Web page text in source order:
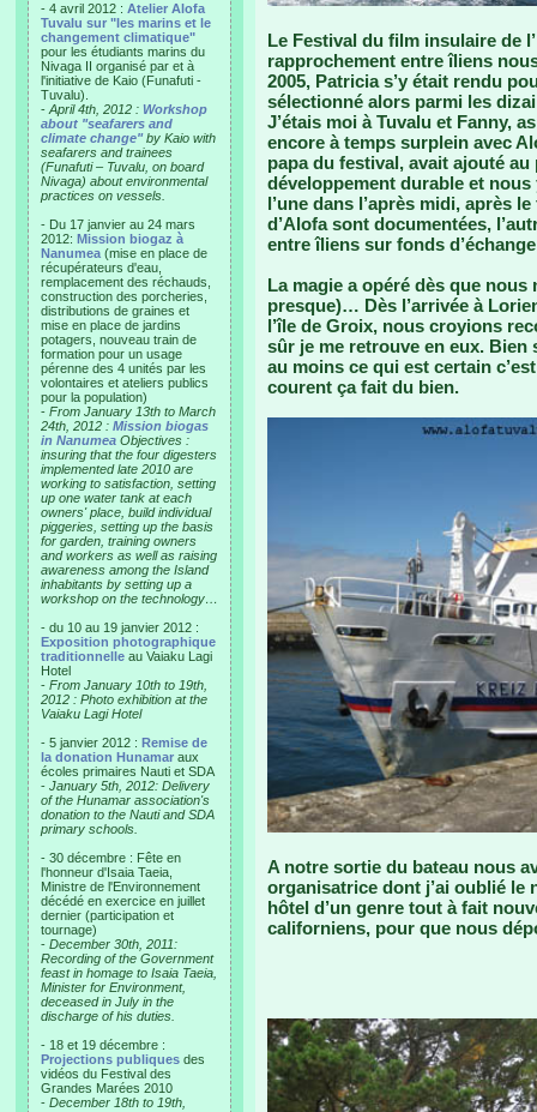
- 4 avril 2012 : Atelier Alofa
Tuvalu sur "les marins et le
changement climatique"
pour les étudiants marins du
Nivaga II organisé par et à
l'initiative de Kaio (Funafuti -
Tuvalu).
- April 4th, 2012 : Workshop
about "seafarers and
climate change"by Kaio with
seafarers and trainees
(Funafuti – Tuvalu, on board
Nivaga) about environmental
practices on vessels.
- Du 17 janvier au 24 mars
2012: Mission biogaz à
Nanumea (mise en place de
récupérateurs d'eau,
remplacement des réchauds,
construction des porcheries,
distributions de graines et
mise en place de jardins
potagers, nouveau train de
formation pour un usage
pérenne des 4 unités par les
volontaires et ateliers publics
pour la population)
- From January 13th to March
24th, 2012 : Mission biogas
in Nanumea Objectives :
insuring that the four digesters
implemented late 2010 are
working to satisfaction, setting
up one water tank at each
owners' place, build individual
piggeries, setting up the basis
for garden, training owners
and workers as well as raising
awareness among the Island
inhabitants by setting up a
workshop on the technology…
- du 10 au 19 janvier 2012 :
Exposition photographique
traditionnelle au Vaiaku Lagi
Hotel
- From January 10th to 19th,
2012 : Photo exhibition at the
Vaiaku Lagi Hotel
- 5 janvier 2012 : Remise de
la donation Hunamar aux
écoles primaires Nauti et SDA
- January 5th, 2012: Delivery
of the Hunamar association's
donation to the Nauti and SDA
primary schools.
- 30 décembre : Fête en
l'honneur d'Isaia Taeia,
Ministre de l'Environnement
décédé en exercice en juillet
dernier (participation et
tournage)
- December 30th, 2011:
Recording of the Government
feast in homage to Isaia Taeia,
Minister for Environment,
deceased in July in the
discharge of his duties.
- 18 et 19 décembre :
Projections publiques des
vidéos du Festival des
Grandes Marées 2010
- December 18th to 19th,
Le Festival du film insulaire de
rapprochement entre îliens
2005, Patricia s’y était rendu
sélectionné alors parmi les
J’étais moi à Tuvalu et Fanny,
encore à temps surplein avec
papa du festival, avait ajouté
développement durable et
l’une dans l’après midi, après
d’Alofa sont documentées,
entre îliens sur fonds
La magie a opéré dès que
presque)… Dès l’arrivée à
l’île de Groix, nous croyions
sûr je me retrouve en eux. Bien
au moins ce qui est certain
courent ça fait du bien.
A notre sortie du bateau nous
organisatrice dont j’ai oublié le
hôtel d’un genre tout à fait
californiens, pour que nous